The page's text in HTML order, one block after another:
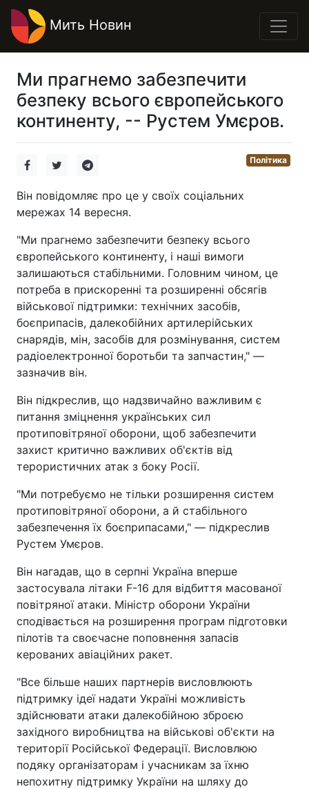
Мить Новин
Ми прагнемо забезпечити
безпеку всього європейського
континенту, -- Рустем Умєров.
Політика
Він повідомляє про це у своїх соціальних
мережах 14 вересня.
"Ми прагнемо забезпечити безпеку всього
європейського континенту, і наші вимоги
залишаються стабільними. Головним чином, це
потреба в прискоренні та розширенні обсягів
військової підтримки: технічних засобів,
боєприпасів, далекобійних артилерійських
снарядів, мін, засобів для розмінування, систем
радіоелектронної боротьби та запчастин," —
зазначив він.
Він підкреслив, що надзвичайно важливим є
питання зміцнення українських сил
протиповітряної оборони, щоб забезпечити
захист критично важливих об'єктів від
терористичних атак з боку Росії.
"Ми потребуємо не тільки розширення систем
протиповітряної оборони, а й стабільного
забезпечення їх боєприпасами," — підкреслив
Рустем Умєров.
Він нагадав, що в серпні Україна вперше
застосувала літаки F-16 для відбиття масованої
повітряної атаки. Міністр оборони України
сподівається на розширення програм підготовки
пілотів та своєчасне поповнення запасів
керованих авіаційних ракет.
"Все більше наших партнерів висловлюють
підтримку ідеї надати Україні можливість
здійснювати атаки далекобійною зброєю
західного виробництва на військові об'єкти на
території Російської Федерації. Висловлюю
подяку організаторам і учасникам за їхню
непохитну підтримку України на шляху до